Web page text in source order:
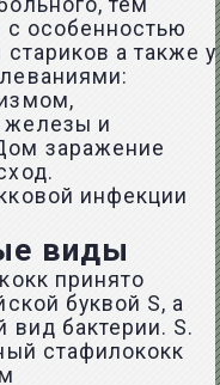
тем
особенностью
а также у
железы и
заражение
инфекции
виды
принято
буквой S, а
вид бактерии. S.
стафилококк